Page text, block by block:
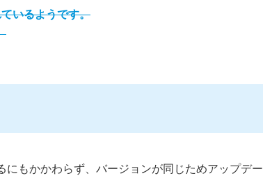
いるようです。
もかかわらず、バージョンが同じためアップデー